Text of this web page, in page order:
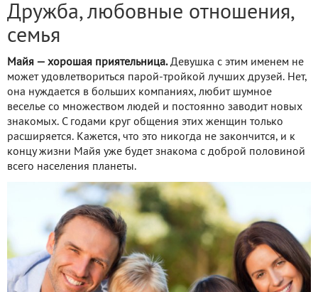
Дружба, любовные отношения,
семья
Майя — хорошая приятельница.Девушка с этим именем не
может удовлетвориться парой-тройкой лучших друзей. Нет,
она нуждается в больших компаниях, любит шумное
веселье со множеством людей и постоянно заводит новых
знакомых. С годами круг общения этих женщин только
расширяется. Кажется, что это никогда не закончится, и к
концу жизни Майя уже будет знакома с доброй половиной
всего населения планеты.